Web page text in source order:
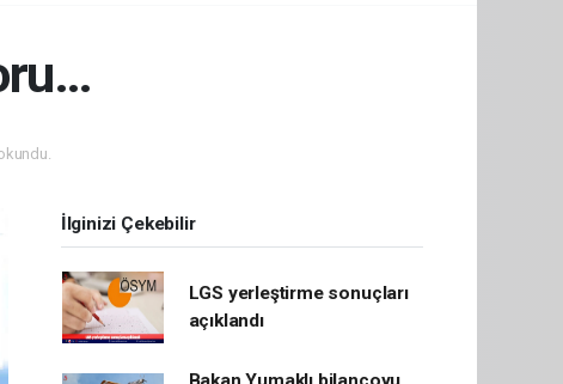
İlginizi Çekebilir
LGS yerleştirme sonuçları
açıklandı